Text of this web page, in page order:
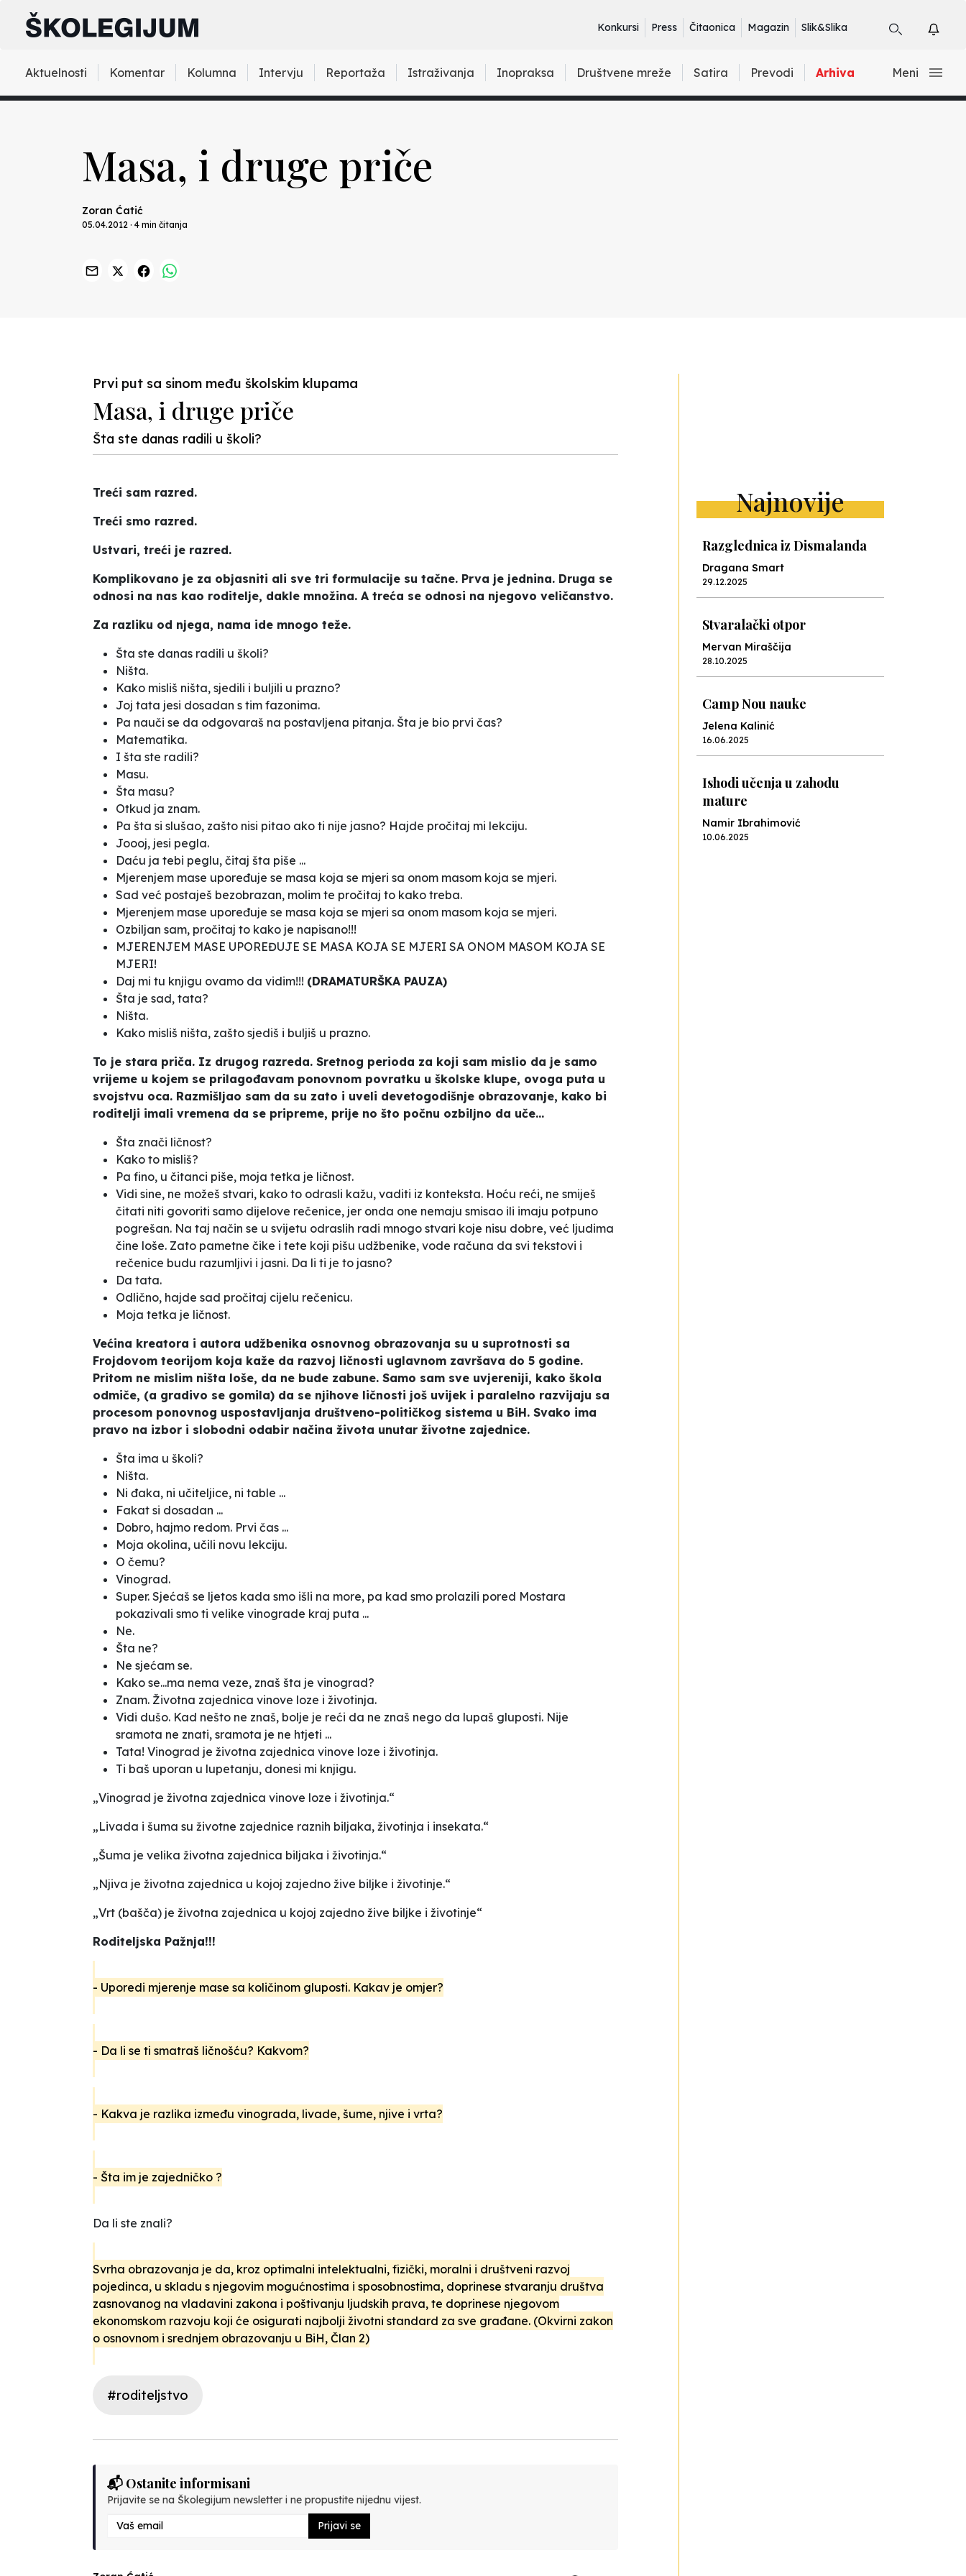
Konkursi Press Čitaonica Magazin Slik&Slika
Aktuelnosti Komentar Kolumna Intervju Reportaža Istraživanja Inopraksa Društvene mreže Satira Prevodi Arhiva Meni
Masa, i druge priče
Zoran Ćatić
05.04.2012 · 4 min čitanja
Prvi put sa sinom među školskim klupama
Masa, i druge priče
Šta ste danas radili u školi?
Treći sam razred.
Treći smo razred.
Ustvari, treći je razred.
Komplikovano je za objasniti ali sve tri formulacije su tačne. Prva je jednina. Druga se
odnosi na nas kao roditelje, dakle množina. A treća se odnosi na njegovo veličanstvo.
Za razliku od njega, nama ide mnogo teže.
Šta ste danas radili u školi?
Ništa.
Kako misliš ništa, sjedili i buljili u prazno?
Joj tata jesi dosadan s tim fazonima.
Pa nauči se da odgovaraš na postavljena pitanja. Šta je bio prvi čas?
Matematika.
I šta ste radili?
Masu.
Šta masu?
Otkud ja znam.
Pa šta si slušao, zašto nisi pitao ako ti nije jasno? Hajde pročitaj mi lekciju.
Joooj, jesi pegla.
Daću ja tebi peglu, čitaj šta piše ...
Mjerenjem mase upoređuje se masa koja se mjeri sa onom masom koja se mjeri.
Sad već postaješ bezobrazan, molim te pročitaj to kako treba.
Mjerenjem mase upoređuje se masa koja se mjeri sa onom masom koja se mjeri.
Ozbiljan sam, pročitaj to kako je napisano!!!
MJERENJEM MASE UPOREĐUJE SE MASA KOJA SE MJERI SA ONOM MASOM KOJA SE
MJERI!
Daj mi tu knjigu ovamo da vidim!!! (DRAMATURŠKA PAUZA)
Šta je sad, tata?
Ništa.
Kako misliš ništa, zašto sjediš i buljiš u prazno.
To je stara priča. Iz drugog razreda. Sretnog perioda za koji sam mislio da je samo
vrijeme u kojem se prilagođavam ponovnom povratku u školske klupe, ovoga puta u
svojstvu oca. Razmišljao sam da su zato i uveli devetogodišnje obrazovanje, kako bi
roditelji imali vremena da se pripreme, prije no što počnu ozbiljno da uče...
Šta znači ličnost?
Kako to misliš?
Pa fino, u čitanci piše, moja tetka je ličnost.
Vidi sine, ne možeš stvari, kako to odrasli kažu, vaditi iz konteksta. Hoću reći, ne smiješ
čitati niti govoriti samo dijelove rečenice, jer onda one nemaju smisao ili imaju potpuno
pogrešan. Na taj način se u svijetu odraslih radi mnogo stvari koje nisu dobre, već ljudima
čine loše. Zato pametne čike i tete koji pišu udžbenike, vode računa da svi tekstovi i
rečenice budu razumljivi i jasni. Da li ti je to jasno?
Da tata.
Odlično, hajde sad pročitaj cijelu rečenicu.
Moja tetka je ličnost.
Većina kreatora i autora udžbenika osnovnog obrazovanja su u suprotnosti sa
Frojdovom teorijom koja kaže da razvoj ličnosti uglavnom završava do 5 godine.
Pritom ne mislim ništa loše, da ne bude zabune. Samo sam sve uvjereniji, kako škola
odmiče, (a gradivo se gomila) da se njihove ličnosti još uvijek i paralelno razvijaju sa
procesom ponovnog uspostavljanja društveno-političkog sistema u BiH. Svako ima
pravo na izbor i slobodni odabir načina života unutar životne zajednice.
Šta ima u školi?
Ništa.
Ni đaka, ni učiteljice, ni table ...
Fakat si dosadan ...
Dobro, hajmo redom. Prvi čas ...
Moja okolina, učili novu lekciju.
O čemu?
Vinograd.
Super. Sjećaš se ljetos kada smo išli na more, pa kad smo prolazili pored Mostara
pokazivali smo ti velike vinograde kraj puta ...
Ne.
Šta ne?
Ne sjećam se.
Kako se...ma nema veze, znaš šta je vinograd?
Znam. Životna zajednica vinove loze i životinja.
Vidi dušo. Kad nešto ne znaš, bolje je reći da ne znaš nego da lupaš gluposti. Nije
sramota ne znati, sramota je ne htjeti ...
Tata! Vinograd je životna zajednica vinove loze i životinja.
Ti baš uporan u lupetanju, donesi mi knjigu.
„Vinograd je životna zajednica vinove loze i životinja.“
„Livada i šuma su životne zajednice raznih biljaka, životinja i insekata.“
„Šuma je velika životna zajednica biljaka i životinja.“
„Njiva je životna zajednica u kojoj zajedno žive biljke i životinje.“
„Vrt (bašča) je životna zajednica u kojoj zajedno žive biljke i životinje“
Roditeljska Pažnja!!!
- Uporedi mjerenje mase sa količinom gluposti. Kakav je omjer?
- Da li se ti smatraš ličnošću? Kakvom?
- Kakva je razlika između vinograda, livade, šume, njive i vrta?
- Šta im je zajedničko ?
Da li ste znali?
Svrha obrazovanja je da, kroz optimalni intelektualni, fizički, moralni i društveni razvoj
pojedinca, u skladu s njegovim mogućnostima i sposobnostima, doprinese stvaranju društva
zasnovanog na vladavini zakona i poštivanju ljudskih prava, te doprinese njegovom
ekonomskom razvoju koji će osigurati najbolji životni standard za sve građane. (Okvirni zakon
o osnovnom i srednjem obrazovanju u BiH, Član 2)
#roditeljstvo
📬 Ostanite informisani
Prijavite se na Školegijum newsletter i ne propustite nijednu vijest.
Prijavi se
Stvaralački otpor
Mervan Miraščija
Camp Nou nauke
Jelena Kalinić
Ishodi učenja u zahodu
mature
10.06.2025
Kraj školske godine, fotofiniš
04.06.2025
Reformar’s Coming